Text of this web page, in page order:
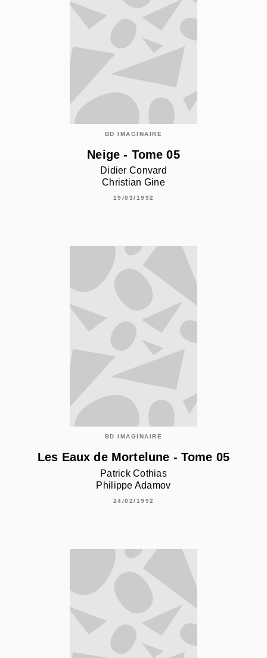
BD IMAGINAIRE
Neige - Tome 05
Didier Convard
Christian Gine
19/03/1992
BD IMAGINAIRE
Les Eaux de Mortelune - Tome 05
Patrick Cothias
Philippe Adamov
24/02/1992